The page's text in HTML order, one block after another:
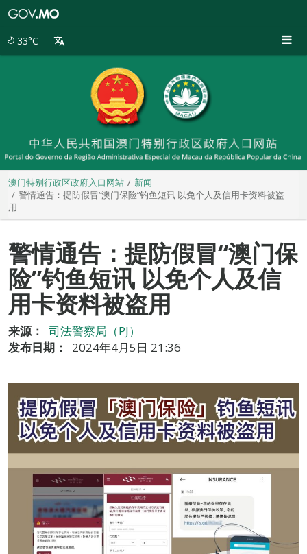
33°C
澳门特别行政区政府入口网站
新闻
警情通告：提防假冒“澳门保险”钓鱼短讯 以免个人及信用卡资料被盗
用
警情通告：提防假冒“澳门保
险”钓鱼短讯 以免个人及信
用卡资料被盗用
来源：
司法警察局（PJ）
发布日期：
2024年4月5日 21:36